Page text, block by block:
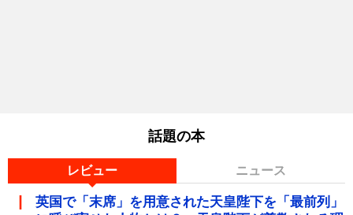
話題の本
レビュー ニュース
英国で「末席」を用意された天皇陛下を「最前列」